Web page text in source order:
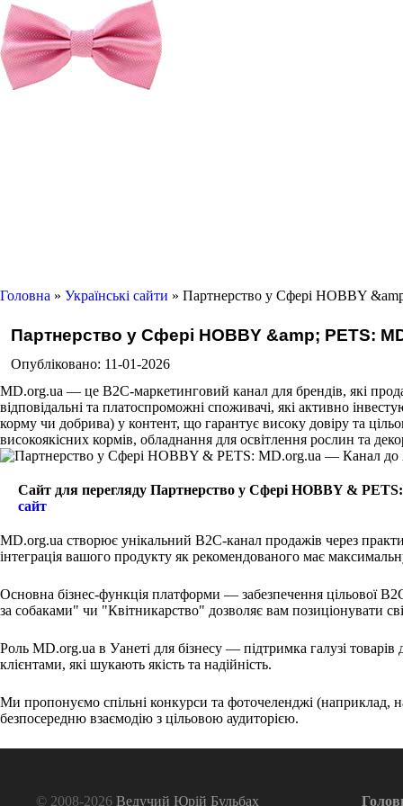
Головна » Українські сайти » Партнерство у Сфері HOBBY
Партнерство у Сфері HOBBY &amp; PETS:
Опубліковано: 11-01-2026
MD.org.ua — це B2C-маркетинговий канал для брендів, які
відповідальні та платоспроможні споживачі, які активно
корму чи добрива) у контент, що гарантує високу довіру та
високоякісних кормів, обладнання для освітлення рослин та
Сайт для перегляду Партнерство у Сфері HOBBY &
сайт
MD.org.ua створює унікальний B2C-канал продажів через
інтеграція вашого продукту як рекомендованого має
Основна бізнес-функція платформи — забезпечення цільової
за собаками" чи "Квітникарство" дозволяє вам позиціонувати
Роль MD.org.ua в Уанеті для бізнесу — підтримка галузі
клієнтами, які шукають якість та надійність.
Ми пропонуємо спільні конкурси та фоточеленджі (наприклад,
безпосередню взаємодію з цільовою аудиторією.
© 2008-2026 Ведучий Юрій Бульбах